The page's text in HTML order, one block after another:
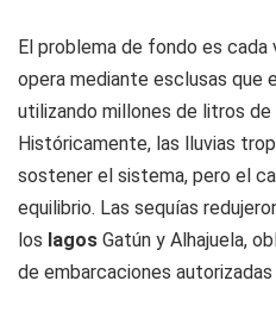
El problema de fondo es cada
opera mediante esclusas que
utilizando millones de litros
Históricamente, las lluvias
sostener el sistema, pero el
equilibrio. Las sequías
los lagos Gatún y Alhajuela,
de embarcaciones autorizadas